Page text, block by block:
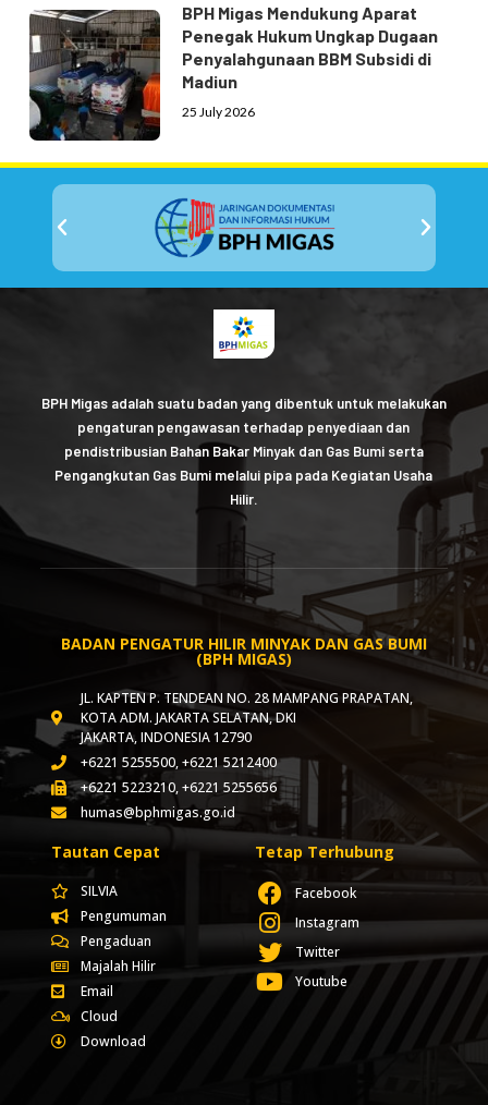
BPH Migas Mendukung Aparat
Penegak Hukum Ungkap Dugaan
Penyalahgunaan BBM Subsidi di
Madiun
25 July 2026
BPH Migas adalah suatu badan yang dibentuk untuk melakukan
pengaturan pengawasan terhadap penyediaan dan
pendistribusian Bahan Bakar Minyak dan Gas Bumi serta
Pengangkutan Gas Bumi melalui pipa pada Kegiatan Usaha
Hilir.
BADAN PENGATUR HILIR MINYAK DAN GAS BUMI
(BPH MIGAS)
JL. KAPTEN P. TENDEAN NO. 28 MAMPANG PRAPATAN,
KOTA ADM. JAKARTA SELATAN, DKI
JAKARTA, INDONESIA 12790
+6221 5255500, +6221 5212400
+6221 5223210, +6221 5255656
humas@bphmigas.go.id
Tautan Cepat
SILVIA
Pengumuman
Pengaduan
Majalah Hilir
Email
Cloud
Download
Tetap Terhubung
Facebook
Instagram
Twitter
Youtube